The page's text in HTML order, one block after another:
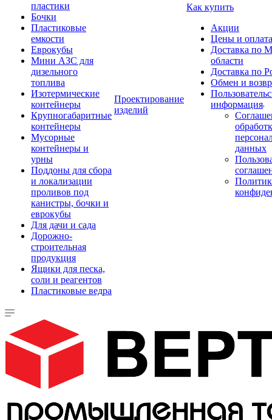
пластики
Бочки
Пластиковые
емкости
Еврокубы
Мини АЗС для
дизельного
топлива
Изотермические
контейнеры
Крупногабаритные
контейнеры
Мусорные
контейнеры и
урны
Поддоны для сбора
и локализации
проливов под
канистры, бочки и
еврокубы
Для дачи и сада
Дорожно-
строительная
продукция
Ящики для песка,
соли и реагентов
Пластиковые ведра
Проектирование
изделий
Как купить
Акции
Цены и оплата
Доставка по
области
Доставка по
Обмен и
информация
данных